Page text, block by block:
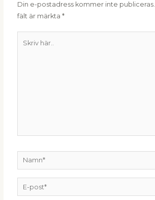
Din e-postadress kommer inte publiceras.
fält är märkta*
Namn*
E-
post*